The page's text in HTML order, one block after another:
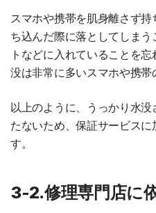
スマホや携帯を肌身離さず
ち込んだ際に落としてしま
トなどに入れていることを
没は非常に多いスマホや携帯
以上のように、うっかり水
たないため、保証サービス
す。
3-2.修理専門店に